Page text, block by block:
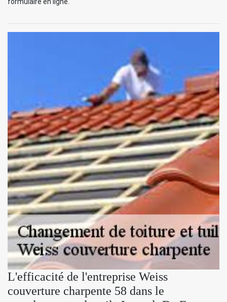
L'efficacité de l'entreprise Weiss
couverture charpente 58 dans le